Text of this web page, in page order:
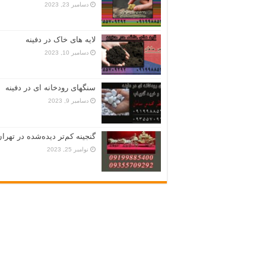
دسامبر 23, 2023
لایه های خاک در دفینه
دسامبر 10, 2023
سنگهای رودخانه ای در دفینه
دسامبر 9, 2023
گنجینه کم‌تر دیده‌شده در
نوامبر 25, 2023